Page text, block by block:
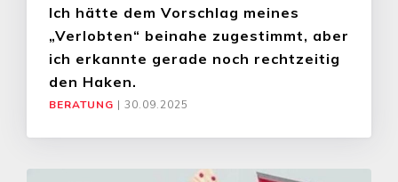
Ich hätte dem Vorschlag meines
„Verlobten“ beinahe zugestimmt, aber
ich erkannte gerade noch rechtzeitig
den Haken.
BERATUNG | 30.09.2025